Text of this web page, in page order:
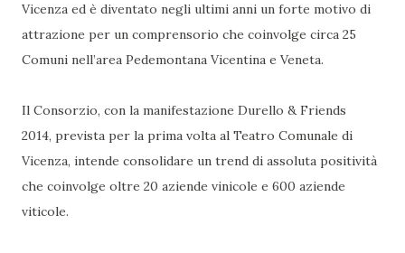
Vicenza ed è diventato negli ultimi anni un forte motivo di
attrazione per un comprensorio che coinvolge circa 25
Comuni nell’area Pedemontana Vicentina e Veneta.
Il Consorzio, con la manifestazione Durello & Friends
2014, prevista per la prima volta al Teatro Comunale di
Vicenza, intende consolidare un trend di assoluta positività
che coinvolge oltre 20 aziende vinicole e 600 aziende
viticole.